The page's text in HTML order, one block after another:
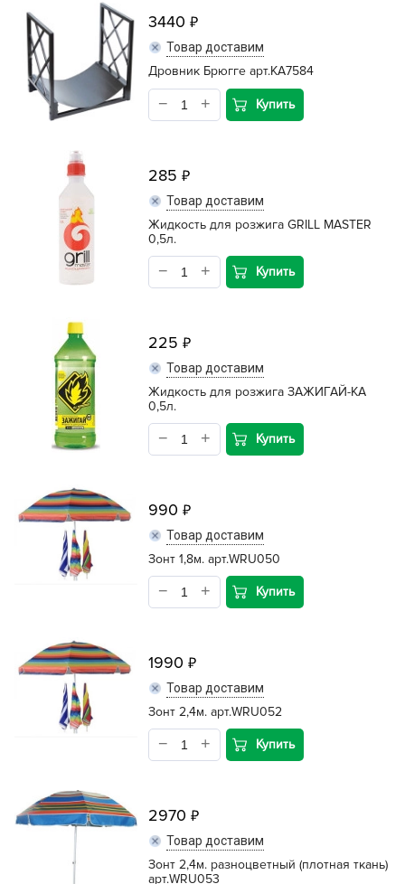
3440
Товар доставим
Дровник Брюгге арт.КА7584
Купить
285
Товар доставим
Жидкость для розжига GRILL MASTER
0,5л.
Купить
225
Товар доставим
Жидкость для розжига ЗАЖИГАЙ-КА
0,5л.
Купить
990
Товар доставим
Зонт 1,8м. арт.WRU050
Купить
1990
Товар доставим
Зонт 2,4м. арт.WRU052
Купить
2970
Товар доставим
Зонт 2,4м. разноцветный (плотная ткань)
арт.WRU053